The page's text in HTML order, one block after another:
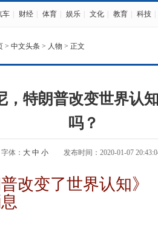
车 财经 体育 娱乐 文化 教育 科技
> 中文头条 > 人物 > 正文
，特朗普改变世界认
吗？
字体： 大 中 小 发布时间：2020-01-07
改变了世界认知》